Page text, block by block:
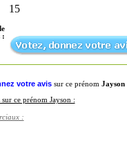
:
15
votre avissur ce prénom Jayson
ce prénom Jayson :
: